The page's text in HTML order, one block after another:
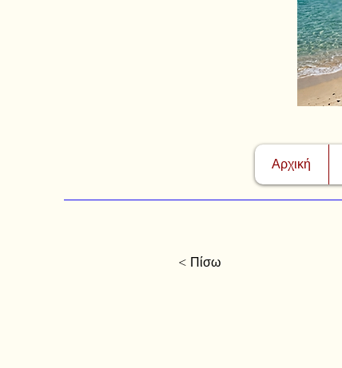
Αρχική
< Πίσω